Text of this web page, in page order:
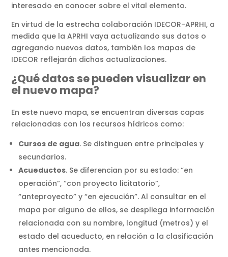
interesado en conocer sobre el vital elemento.
En virtud de la estrecha colaboración IDECOR-APRHI, a
medida que la APRHI vaya actualizando sus datos o
agregando nuevos datos, también los mapas de
IDECOR reflejarán dichas actualizaciones.
¿Qué datos se pueden visualizar en
el nuevo mapa?
En este nuevo mapa, se encuentran diversas capas
relacionadas con los recursos hídricos como:
Cursos de agua. Se distinguen entre principales y
secundarios.
Acueductos. Se diferencian por su estado: “en
operación”, “con proyecto licitatorio”,
“anteproyecto” y “en ejecución”. Al consultar en el
mapa por alguno de ellos, se despliega información
relacionada con su nombre, longitud (metros) y el
estado del acueducto, en relación a la clasificación
antes mencionada.